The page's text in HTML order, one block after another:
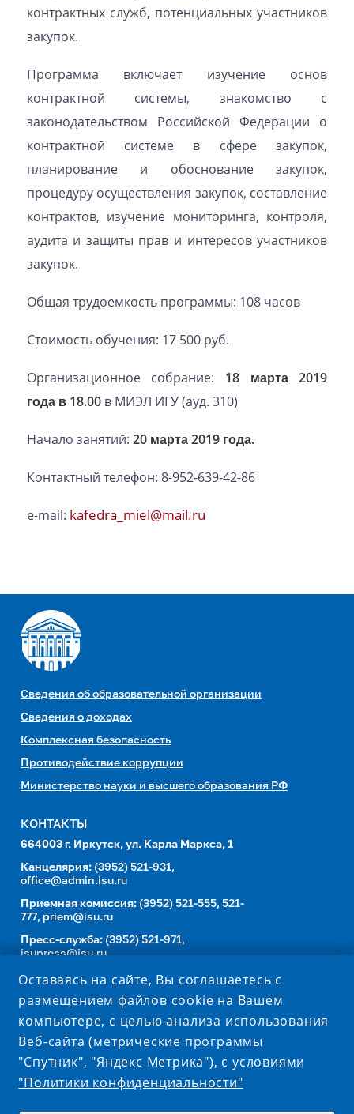
контрактных служб, потенциальных участников
закупок.
Программа включает изучение основ
контрактной системы, знакомство с
законодательством Российской Федерации о
контрактной системе в сфере закупок,
планирование и обоснование закупок,
процедуру осуществления закупок, составление
контрактов, изучение мониторинга, контроля,
аудита и защиты прав и интересов участников
закупок.
Общая трудоемкость программы: 108 часов
Стоимость обучения: 17 500 руб.
Организационное собрание: 18 марта 2019
года в 18.00в МИЭЛ ИГУ (ауд. 310)
Начало занятий: 20 марта 2019 года.
Контактный телефон: 8-952-639-42-86
e-mail: kafedra_miel@mail.ru
Сведения об образовательной организации
Сведения о доходах
Комплексная безопасность
Противодействие коррупции
Министерство науки и высшего образования РФ
КОНТАКТЫ
664003 г. Иркутск, ул. Карла Маркса, 1
Канцелярия: (3952) 521-931,
office@admin.isu.ru
Приемная комиссия: (3952) 521-555, 521-
777, priem@isu.ru
Пресс-служба: (3952) 521-971,
isupress@isu.ru
Телефонный справочник
Оставаясь на сайте, Вы соглашаетесь с
размещением файлов cookie на Вашем
компьютере, с целью анализа использования
Веб-сайта (метрические программы
"Спутник", "Яндекс Метрика"), с условиями
"Политики конфиденциальности"